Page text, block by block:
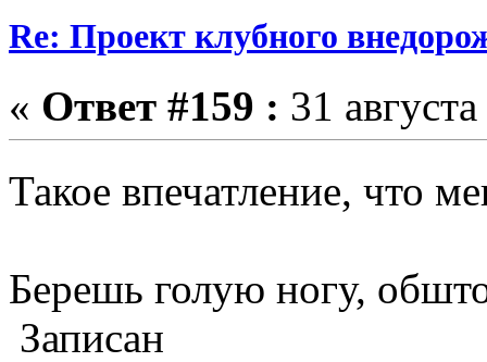
Re: Проект клубного
« Ответ #159 : 31
Такое впечатление, что
Берешь голую ногу,
Записан